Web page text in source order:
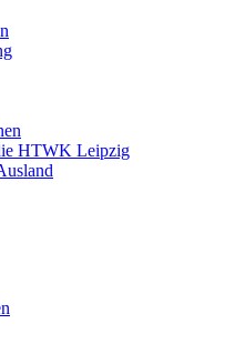
HTWK Leipzig